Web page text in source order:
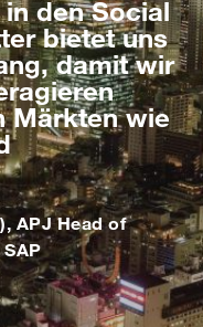
den Social
bietet uns
damit wir
Märkten wie
APJ Head of